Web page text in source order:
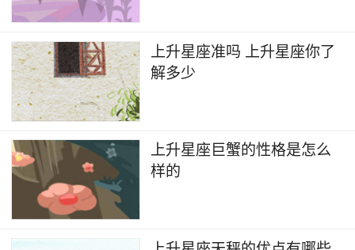
上升星座准吗 上升星座你了
解多少
上升星座巨蟹的性格是怎么
样的